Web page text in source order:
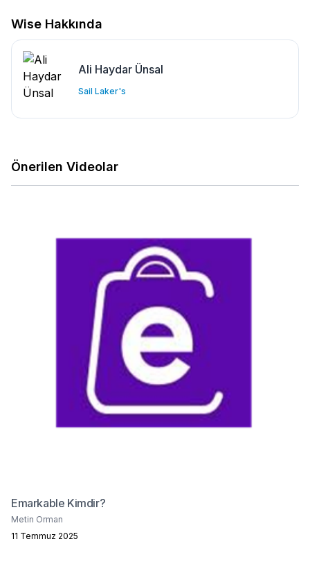
Wise Hakkında
Ali Haydar Ünsal
Sail Laker's
Önerilen Videolar
Emarkable Kimdir?
Metin Orman
11 Temmuz 2025